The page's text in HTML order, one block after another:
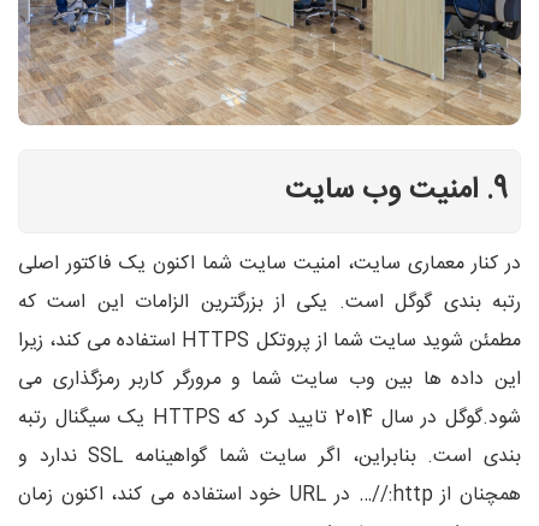
9. امنیت وب سایت
در کنار معماری سایت، امنیت سایت شما اکنون یک فاکتور اصلی
رتبه بندی گوگل است. یکی از بزرگترین الزامات این است که
مطمئن شوید سایت شما از پروتکل HTTPS استفاده می کند، زیرا
این داده ها بین وب سایت شما و مرورگر کاربر رمزگذاری می
شود.گوگل در سال 2014 تایید کرد که HTTPS یک سیگنال رتبه
بندی است. بنابراین، اگر سایت شما گواهینامه SSL ندارد و
همچنان از http://… در URL خود استفاده می کند، اکنون زمان